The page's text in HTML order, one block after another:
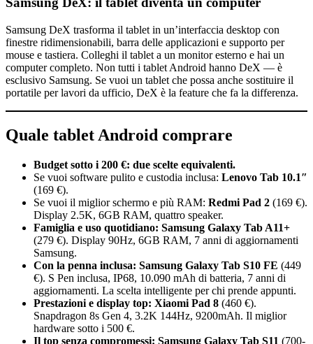
Samsung DeX trasforma il tablet in un’interfaccia desktop con
finestre ridimensionabili, barra delle applicazioni e supporto per
mouse e tastiera. Colleghi il tablet a un monitor esterno e hai un
computer completo. Non tutti i tablet Android hanno DeX — è
esclusivo Samsung. Se vuoi un tablet che possa anche sostituire il
portatile per lavori da ufficio, DeX è la feature che fa la differenza.
Quale tablet Android comprare
Budget sotto i 200 €: due scelte equivalenti.
Se vuoi software pulito e custodia inclusa: Lenovo Tab 10.1″
(169 €).
Se vuoi il miglior schermo e più RAM: Redmi Pad 2 (169 €).
Display 2.5K, 6GB RAM, quattro speaker.
Famiglia e uso quotidiano: Samsung Galaxy Tab A11+
(279 €). Display 90Hz, 6GB RAM, 7 anni di aggiornamenti
Samsung.
Con la penna inclusa: Samsung Galaxy Tab S10 FE (449
€). S Pen inclusa, IP68, 10.090 mAh di batteria, 7 anni di
aggiornamenti. La scelta intelligente per chi prende appunti.
Prestazioni e display top: Xiaomi Pad 8 (460 €).
Snapdragon 8s Gen 4, 3.2K 144Hz, 9200mAh. Il miglior
hardware sotto i 500 €.
Il top senza compromessi: Samsung Galaxy Tab S11 (700-